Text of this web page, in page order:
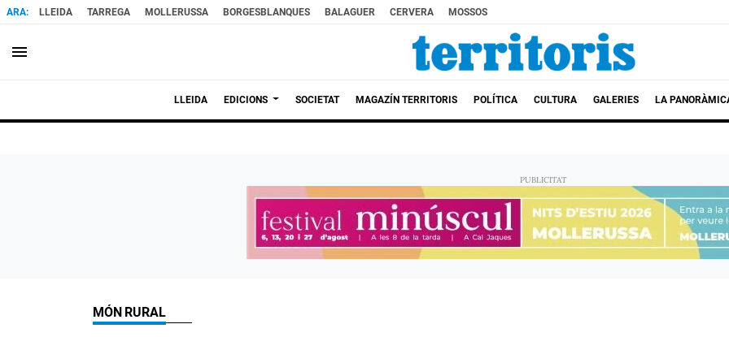
LLEIDA TARREGA MOLLERUSSA BORGESBLANQUES BALAGUER CERVERA MOSSOS
menu
LLEIDA EDICIONS SOCIETAT MAGAZÍN TERRITORIS POLÍTICA CULTURA GALERIES LA
MÓN RURAL